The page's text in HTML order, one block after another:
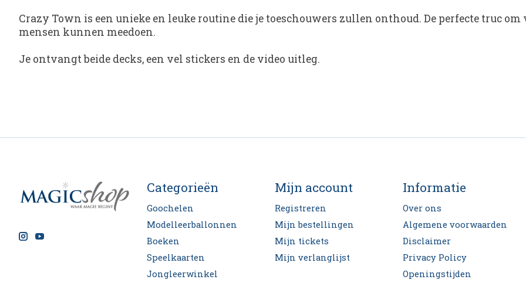
Crazy Town is een unieke en leuke routine die je toeschouwers zullen onthoud. De perfecte truc
mensen kunnen meedoen.
Je ontvangt beide decks, een vel stickers en de video uitleg.
Categorieën
Goochelen
Modelleerballonnen
Boeken
Speelkaarten
Jongleerwinkel
Mijn account
Registreren
Mijn bestellingen
Mijn tickets
Mijn verlanglijst
Informatie
Over ons
Algemene voorwaarden
Disclaimer
Privacy Policy
Openingstijden